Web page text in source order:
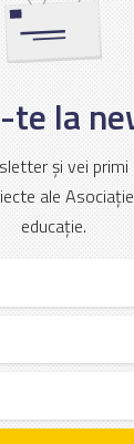
te la
și vei
ale
educație.